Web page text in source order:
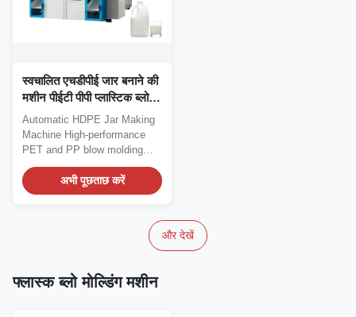
स्वचालित एचडीपीई जार बनाने की
मशीन पीईटी पीपी प्लास्टिक ब्लो
मोल्डिंग उपकरण 40kg/H
Automatic HDPE Jar Making
Machine High-performance
PET and PP blow molding
equipment with 40kg/h...
अभी पूछताछ करें
और देखें
फ्लास्क ब्लो मोल्डिंग मशीन